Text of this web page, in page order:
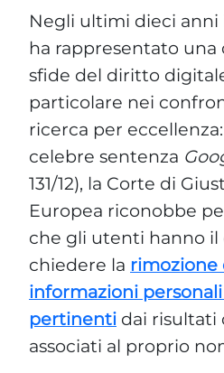
Negli ultimi dieci anni
ha rappresentato
sfide del diritto
particolare nei
ricerca per eccellenza:
celebre sentenza
131/12), la Corte di
Europea riconobbe
che gli utenti hanno
chiedere la rimozione
informazioni
pertinenti dai risultati
associati al proprio